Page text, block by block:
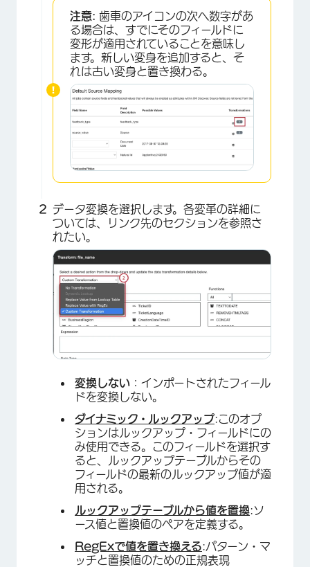
注意: 歯車のアイコンの次へ数字があ
る場合は、すでにそのフィールドに
変形が適用されていることを意味し
ます。新しい変身を追加すると、そ
れは古い変身と置き換わる。
データ変換を選択します。各変革の詳細に
ついては、リンク先のセクションを参照さ
れたい。
変換しない ：インポートされたフィール
ドを変換しない。
ダイナミック・ルックアップ:このオプ
ションはルックアップ・フィールドにの
み使用できる。このフィールドを選択す
ると、ルックアップテーブルからその
フィールドの最新のルックアップ値が適
用される。
ルックアップテーブルから値を置換:ソ
ース値と置換値のペアを定義する。
RegExで値を置き換える:パターン・マ
ッチと置換値のための正規表現